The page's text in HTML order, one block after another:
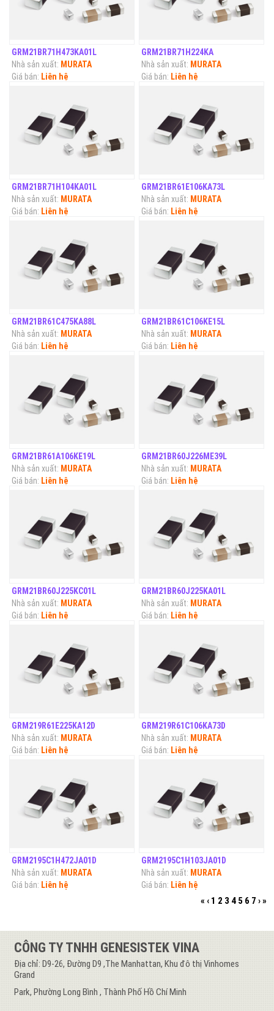
GRM21BR71H473KA01L
Nhà sản xuất: MURATA
Giá bán: Liên hệ
GRM21BR71H224KA
Nhà sản xuất: MURATA
Giá bán: Liên hệ
GRM21BR71H104KA01L
Nhà sản xuất: MURATA
Giá bán: Liên hệ
GRM21BR61E106KA73L
Nhà sản xuất: MURATA
Giá bán: Liên hệ
GRM21BR61C475KA88L
Nhà sản xuất: MURATA
Giá bán: Liên hệ
GRM21BR61C106KE15L
Nhà sản xuất: MURATA
Giá bán: Liên hệ
GRM21BR61A106KE19L
Nhà sản xuất: MURATA
Giá bán: Liên hệ
GRM21BR60J226ME39L
Nhà sản xuất: MURATA
Giá bán: Liên hệ
GRM21BR60J225KC01L
Nhà sản xuất: MURATA
Giá bán: Liên hệ
GRM21BR60J225KA01L
Nhà sản xuất: MURATA
Giá bán: Liên hệ
GRM219R61E225KA12D
Nhà sản xuất: MURATA
Giá bán: Liên hệ
GRM219R61C106KA73D
Nhà sản xuất: MURATA
Giá bán: Liên hệ
GRM2195C1H472JA01D
Nhà sản xuất: MURATA
Giá bán: Liên hệ
GRM2195C1H103JA01D
Nhà sản xuất: MURATA
Giá bán: Liên hệ
« ‹ 1 2 3 4 5 6 7 ›»
CÔNG TY TNHH GENESISTEK VINA
Địa chỉ: D9-26, Đường D9 ,The Manhattan, Khu đô thị Vinhomes
Grand
Park, Phường Long Bình , Thành Phố Hồ Chí Minh